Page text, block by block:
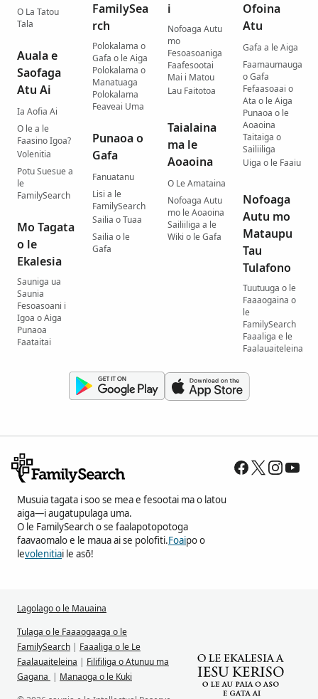
O La Tatou
Tala
Auala e
Saofaga
Atu Ai
Ia Aofia Ai
O le a le
Faasino Igoa?
Volenitia
Potu Suesue a
le
FamilySearch
Mo Tagata
o le
Ekalesia
Sauniga ua
Saunia
Fesoasoani i
Igoa o Aiga
Punaoa
Faataitai
FamilySea
rch
Polokalama o
Gafa o le Aiga
Polokalama o
Manatuaga
Polokalama
Feaveai Uma
Punaoa o
Gafa
Fanuatanu
Lisi a le
FamilySearch
Sailia o Tuaa
Sailia o le
Gafa
i
Nofoaga Autu
mo
Fesoasoaniga
Faafesootai
Mai i Matou
Lau Faitotoa
Taialaina
ma le
Aoaoina
O Le Amataina
Nofoaga Autu
mo le Aoaoina
Sailiiliga a le
Wiki o le Gafa
Ofoina
Atu
Gafa a le Aiga
Faamaumauga
o Gafa
Fefaasoaai o
Ata o le Aiga
Punaoa o le
Aoaoina
Taitaiga o
Sailiiliga
Uiga o le Faaiu
Nofoaga
Autu mo
Mataupu
Tau
Tulafono
Tuutuuga o le
Faaaogaina o
le
FamilySearch
Faaaliga e le
Faalauaiteleina
Musuia tagata i soo se mea e fesootai ma o latou
aiga—i augatupulaga uma.
O le FamilySearch o se faalapotopotoga
faavaomalo e le maua ai se polofiti.Foaipo o
levolenitiai le asō!
Lagolago o le Mauaina
Tulaga o le Faaaogaaga o le
FamilySearch | Faaaliga o le Le
Faalauaiteleina | Filifiliga o Atunuu ma
Gagana | Manaoga o le Kuki